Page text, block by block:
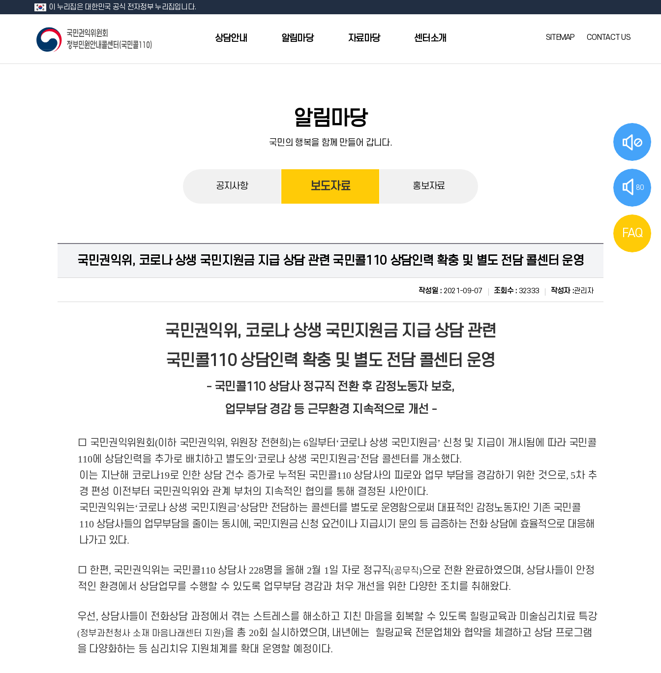
이 누리집은 대한민국 공식 전자정부 누리집입니다.
상담안내 알림마당 자료마당 센터소개 SITEMAP CONTACT US
80
FAQ
알림마당
국민의 행복을 함께 만들어 갑니다.
공지사항 보도자료 홍보자료
국민권익위, 코로나 상생 국민지원금 지급 상담 관련 국민콜110 상담인력 확충 및 별도 전담 콜센터 운영
작성일 : 2021-09-07 조회수 : 32333 작성자 :관리자
국민권익위, 코로나 상생 국민지원금 지급 상담 관련
국민콜110 상담인력 확충 및 별도 전담 콜센터 운영
- 국민콜110 상담사 정규직 전환 후 감정노동자 보호,
업무부담 경감 등 근무환경 지속적으로 개선 -
□ 국민권익위원회 (이하 국민권익위 , 위원장 전현희)는6일부터 ‘코로나 상생 국민지원금’ 신청 및 지급이 개시됨에 따라 국민콜
110에 상담인력을 추가로 배치하고 별도의 ‘코로나 상생 국민지원금’전담 콜센터를 개소했다.
이는 지난해 코로나19로 인한 상담 건수 증가로 누적된 국민콜110 상담사의 피로와 업무 부담을 경감하기 위한 것으로, 5차 추
경 편성 이전부터 국민권익위와 관계 부처의 지속적인 협의를 통해 결정된 사안이다.
국민권익위는‘코로나 상생 국민지원금’상담만 전담하는 콜센터를 별도로 운영함으로써 대표적인 감정노동자인 기존 국민콜
110 상담사들의 업무부담을 줄이는 동시에 , 국민지원금 신청 요건이나 지급시기 문의 등 급증하는 전화 상담에 효율적으로 대응해
나가고 있다.
□ 한편, 국민권익위는 국민콜110 상담사 228명을 올해 2월 1 일 자로 정규직(공무직)으로 전환 완료하였으며 , 상담사들이 안정
적인 환경에서 상담업무를 수행할 수 있도록 업무부담 경감과 처우 개선을 위한 다양한 조치를 취해왔다.
우선, 상담사들이 전화상담 과정에서 겪는 스트레스를 해소하고 지친 마음을 회복할 수 있도록 힐링교육과 미술심리치료 특강
(정부과천청사 소재 마음나래센터 지원)을 총 20회 실시하였으며 , 내년에는 힐링교육 전문업체와 협약을 체결하고 상담 프로그램
을 다양화하는 등 심리치유 지원체계를 확대 운영할 예정이다.